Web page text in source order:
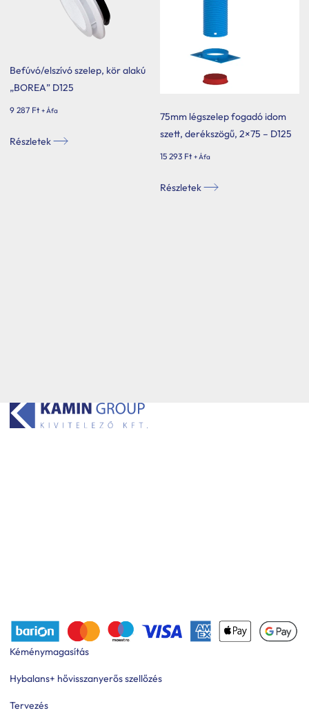
A
változatok
termékoldalon
választhatók
Befúvó/elszívó szelep, kör alakú
„BOREA” D125
9 287 Ft + Áfa
Részletek
75mm légszelep fogadó idom
szett, derékszögű, 2×75 – D125
15 293 Ft + Áfa
Részletek
Kéménymagasítás
Hybalans+ hővisszanyerős szellőzés
Tervezés